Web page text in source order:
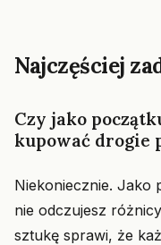
Najczęściej
Czy jako
kupować drogie
Niekoniecznie. Jako
nie odczujesz
sztukę sprawi, że